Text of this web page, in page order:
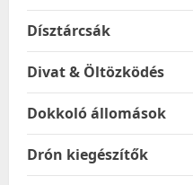
Dísztárcsák
Divat & Öltözködés
Dokkoló állomások
Drón kiegészítők